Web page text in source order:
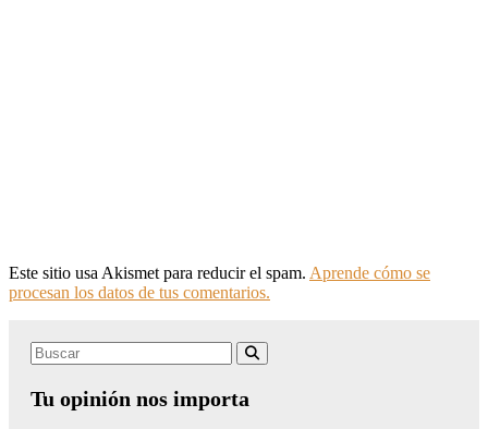
Este sitio usa Akismet para reducir el spam. Aprende cómo se
procesan los datos de tus comentarios.
Search
Tu opinión nos importa